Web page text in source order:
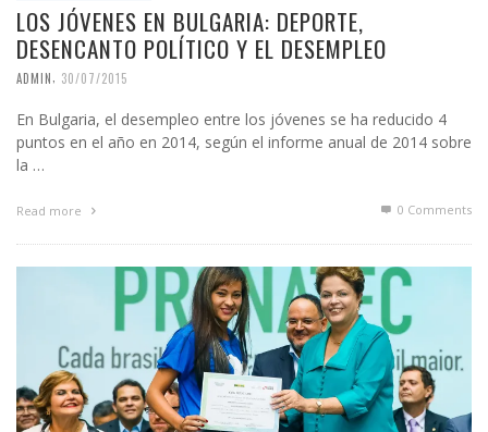
LOS JÓVENES EN BULGARIA: DEPORTE,
DESENCANTO POLÍTICO Y EL DESEMPLEO
ADMIN 30/07/2015
En Bulgaria, el desempleo entre los jóvenes se ha reducido 4
puntos en el año en 2014, según el informe anual de 2014 sobre
la …
Read more 0 Comments